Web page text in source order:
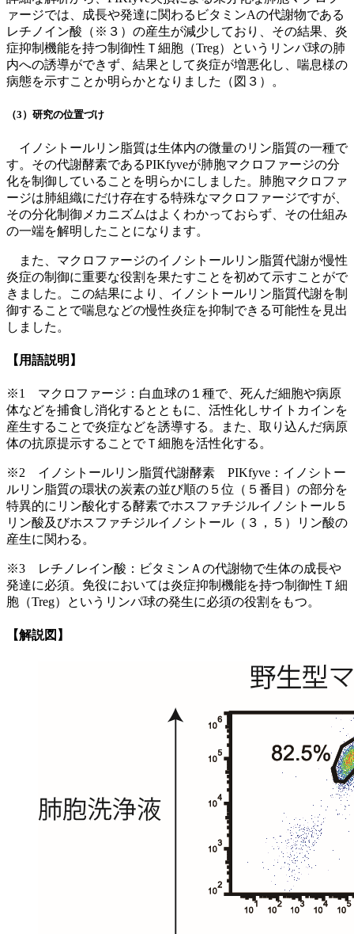
ァージでは、成長や発達に関わるビタミンAの代謝物である
レチノイン酸（※３）の産生が減少しており、その結果、炎
症抑制機能を持つ制御性Ｔ細胞（Treg）というリンパ球の肺
内への誘導ができず、結果として炎症が増悪化し、喘息様の
病態を示すことか明らかとなりました（図３）。
（3） 研究の位置づけ
イノシトールリン脂質は生体内の微量のリン脂質の一種で
す。その代謝酵素であるPIKfyveが肺胞マクロファージの分
化を制御していることを明らかにしました。肺胞マクロファ
ージは肺組織にだけ存在する特殊なマクロファージですが、
その分化制御メカニズムはよくわかっておらず、その仕組み
の一端を解明したことになります。
また、マクロファージのイノシトールリン脂質代謝が慢性
炎症の制御に重要な役割を果たすことを初めて示すことがで
きました。この結果により、イノシトールリン脂質代謝を制
御することで喘息などの慢性炎症を抑制できる可能性を見出
しました。
【用語説明】
※1 マクロファージ：白血球の１種で、死んだ細胞や病原
体などを捕食し消化するとともに、活性化しサイトカインを
産生することで炎症などを誘導する。また、取り込んだ病原
体の抗原提示することでＴ細胞を活性化する。
※2 イノシトールリン脂質代謝酵素 PIKfyve：イノシトー
ルリン脂質の環状の炭素の並び順の５位（５番目）の部分を
特異的にリン酸化する酵素でホスファチジルイノシトール５
リン酸及びホスファチジルイノシトール（３，５）リン酸の
産生に関わる。
※3 レチノレイン酸：ビタミンＡの代謝物で生体の成長や
発達に必須。免役においては炎症抑制機能を持つ制御性Ｔ細
胞（Treg）というリンパ球の発生に必須の役割をもつ。
【解説図 】